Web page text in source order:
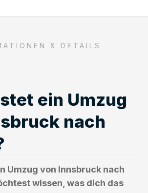
& DETAILS
ein Umzug
nach
Umzug von Innsbruck nach
wissen, was dich das